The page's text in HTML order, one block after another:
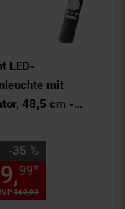
LED-
mit
48,5 cm -
RGB & CCT-
Dimmbar,
Fernbedienung
-35 %35 Prozent,
169,99
99*